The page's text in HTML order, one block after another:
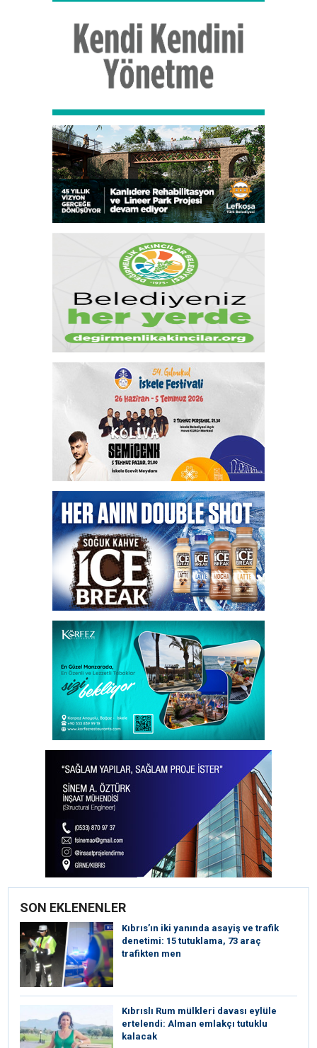
SON EKLENENLER
Kıbrıs’ın iki yanında asayiş ve trafik
denetimi: 15 tutuklama, 73 araç
trafikten men
Kıbrıslı Rum mülkleri davası eylüle
ertelendi: Alman emlakçı tutuklu
kalacak